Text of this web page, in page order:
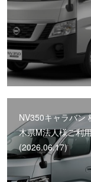
NV350キャラバン
木県M法人様ご利
(2026.06.17)